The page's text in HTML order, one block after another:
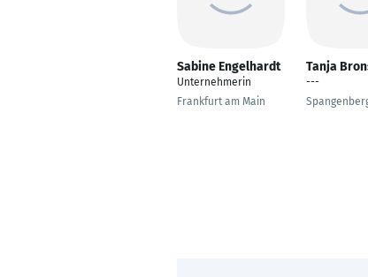
Sabine Engelhardt
Unternehmerin
Frankfurt am Main
Tanja
---